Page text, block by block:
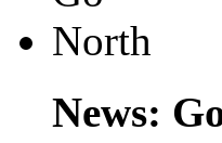
News: